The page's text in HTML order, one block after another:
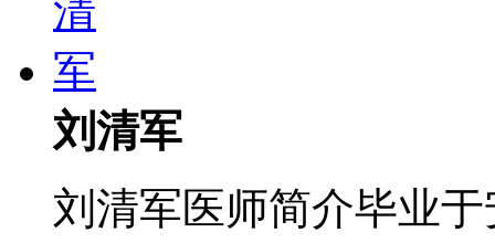
刘清军
刘清军医师简介毕业